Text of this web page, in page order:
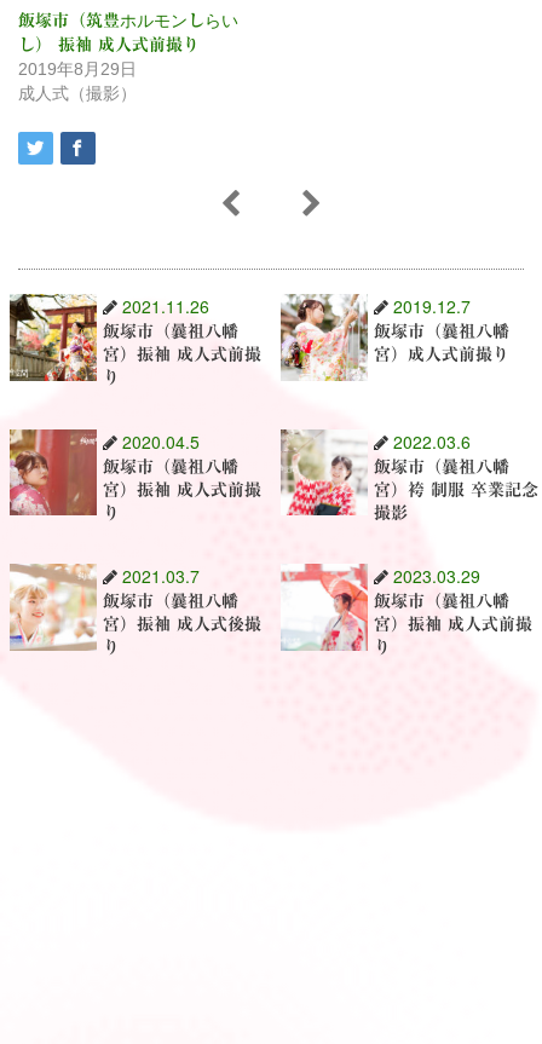
飯塚市（筑豊ホルモンしらい
し） 振袖 成人式前撮り
2019年8月29日
成人式（撮影）
2021.11.26
飯塚市（曩祖八幡
宮）振袖 成人式前撮
り
2019.12.7
飯塚市（曩祖八幡
宮）成人式前撮り
2020.04.5
飯塚市（曩祖八幡
宮）振袖 成人式前撮
り
2022.03.6
飯塚市（曩祖八幡
宮）袴 制服 卒業記念
撮影
2021.03.7
飯塚市（曩祖八幡
宮）振袖 成人式後撮
り
2023.03.29
飯塚市（曩祖八幡
宮）振袖 成人式前撮
り